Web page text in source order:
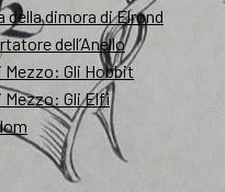
della dimora di Elrond
dell’Anello
Mezzo: Gli Hobbit
Mezzo: Gli Elfi